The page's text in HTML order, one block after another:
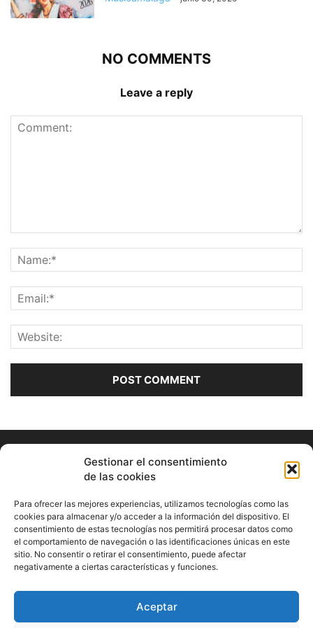
Gestionar el consentimiento
de las cookies
Para ofrecer las mejores experiencias, utilizamos tecnologías como las
cookies para almacenar y/o acceder a la información del dispositivo. El
consentimiento de estas tecnologías nos permitirá procesar datos como
el comportamiento de navegación o las identificaciones únicas en este
sitio. No consentir o retirar el consentimiento, puede afectar
negativamente a ciertas características y funciones.
Aceptar
NO COMMENTS
Leave a reply
ABOUT US
Información Cultural de Málaga y otros de interés general
Contact us:musicamalaga55@gmail.com